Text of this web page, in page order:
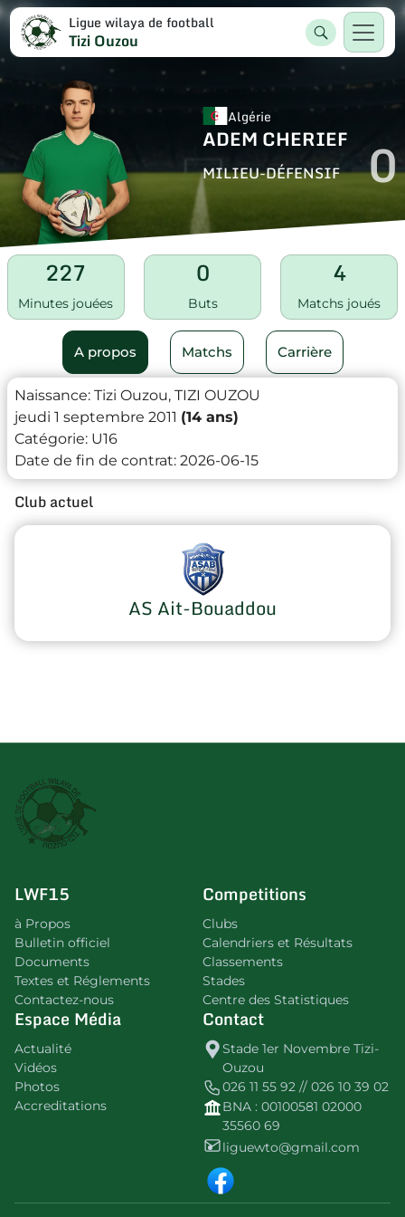
Ligue wilaya de football
Tizi Ouzou
Algérie
ADEM CHERIEF
MILIEU-DÉFENSIF 0
227
Minutes jouées
0
Buts
4
Matchs joués
A propos Matchs Carrière
Naissance: Tizi Ouzou, TIZI OUZOU
jeudi 1 septembre 2011 (14 ans)
Catégorie: U16
Date de fin de contrat: 2026-06-15
Club actuel
AS Ait-Bouaddou
LWF15
à Propos
Bulletin officiel
Documents
Textes et Réglements
Contactez-nous
Competitions
Clubs
Calendriers et Résultats
Classements
Stades
Centre des Statistiques
Espace Média
Actualité
Vidéos
Photos
Accreditations
Contact
Stade 1er Novembre Tizi-
Ouzou
026 11 55 92 // 026 10 39 02
BNA : 00100581 02000
35560 69
liguewto@gmail.com